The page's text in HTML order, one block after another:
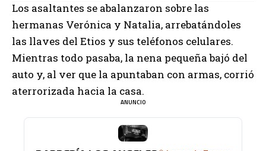
Los asaltantes se abalanzaron sobre las
hermanas Verónica y Natalia, arrebatándoles
las llaves del Etios y sus teléfonos celulares.
Mientras todo pasaba, la nena pequeña bajó del
auto y, al ver que la apuntaban con armas, corrió
aterrorizada hacia la casa.
ANUNCIO